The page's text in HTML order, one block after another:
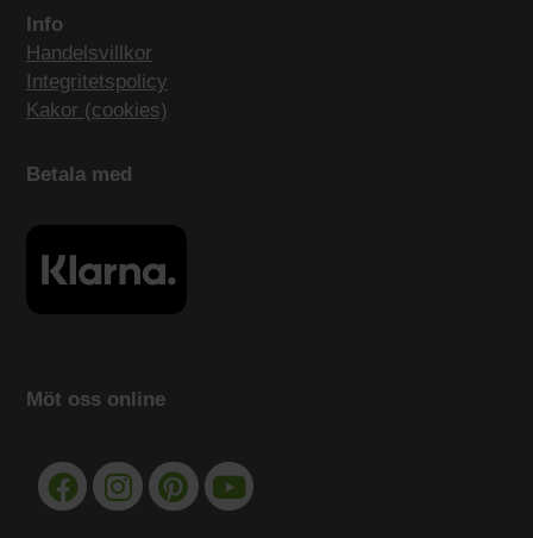
Info
Handelsvillkor
Integritetspolicy
Kakor (cookies)
Betala med
Möt oss online